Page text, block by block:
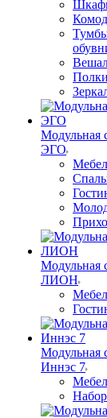
Полки
Модульная
ЭГО
Модульная
ЛИОН
Модульная
Иннэс 7